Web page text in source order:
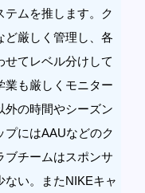
テムを推します。ク
ど厳しく管理し、各
せてレベル分けして
業も厳しくモニター
外の時間やシーズン
プにはAAUなどのク
ブチームはスポンサ
ない。またNIKEキャ